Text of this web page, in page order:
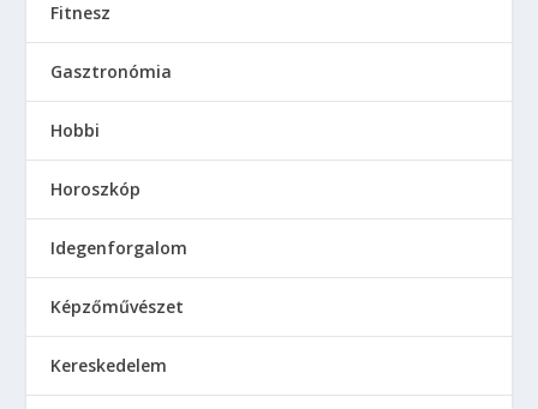
Fitnesz
Gasztronómia
Hobbi
Horoszkóp
Idegenforgalom
Képzőművészet
Kereskedelem